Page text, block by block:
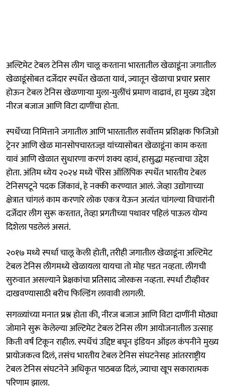
अल्टिमेट टेबल टेनिस लीग चालू करताना भारतातील खेळाडूंना जगातील
खेळाडूंसोबत दर्जेदार स्पर्धेत खेळता यावं, ज्यातून खेळाचा प्रचार प्रसार
होऊन टेबल टेनिस खेळणाऱ्‍या मुला-मुलींचं प्रमाण वाढावं, हा मुख्य उद्देश
नीरज बजाज आणि विटा दाणींचा होता.
स्पर्धेच्या निमित्ताने जगातील आणि भारतातील सर्वोत्तम प्रशिक्षक फिजिओ
ट्रेनर आणि खेळ मानसोपचारतज्ज्ञ यांच्यासोबत खेळाडूंना काम करता
यावं आणि खेळात सुधारणा करणं शक्य व्हावं, हासुद्धा महत्त्वाचा उद्देश
होता. अंतिम ध्येय २०२४ मध्ये पॅरिस ऑलिंपिक स्पर्धेत भारतीय टेबल
टेनिसपटूने पदक जिंकावं, हे नक्की करण्यात आलं. जेव्हा उद्योगाच्या
क्षेत्रात चांगलं काम करणारे लोक एकत्र येऊन अत्यंत चांगल्या विचारांनी
दर्जेदार लीग सुरू करतात, तेव्हा प्रगतीच्या पथावर पहिलं पाऊल योग्य
दिशेला पडलेलं असतं.
२०१७ मध्ये स्पर्धा चालू केली होती, तरीही जगातील खेळाडूंना अल्टिमेट
टेबल टेनिस लीगमध्ये खेळायला यायचा तो मोह पडत नव्हता. लीगची
सुरुवात असल्याने प्रेक्षकांचा प्रतिसाद जोरकस नव्हता. स्पर्धा टीव्हीवर
दाखवण्यासाठी बरीच फिल्डिंग लावावी लागली.
सगळ्यांच्या मनात प्रश्न होता की, नीरज बजाज आणि विटा दाणींनी मोठ्या
जोमाने सुरू केलेल्या अल्टिमेट टेबल टेनिस लीग आयोजनातील उत्साह
किती वर्षं टिकून राहील. स्पर्धेचं उद्दिष्ट बघून इंडियन ऑइल कंपनीने मुख्य
प्रायोजकत्व दिलं, तसंच भारतीय टेबल टेनिस संघटनेसह आंतरराष्ट्रीय
टेबल टेनिस संघटनेने अधिकृत पाठबळ दिलं, ज्याचा खूप सकारात्मक
परिणाम झाला.